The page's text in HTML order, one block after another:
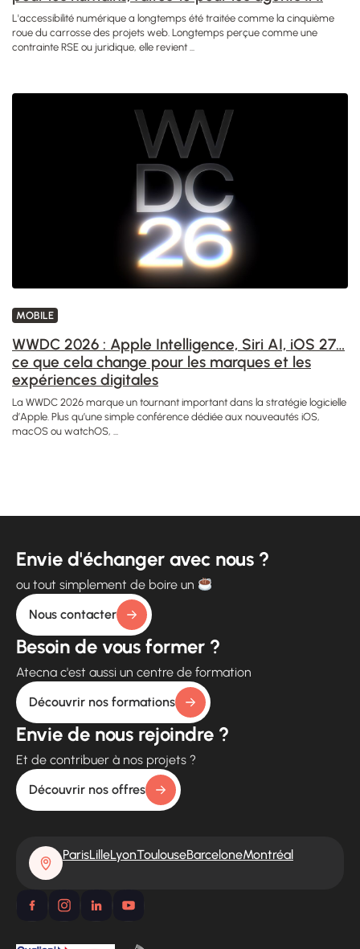
L'accessibilité numérique a longtemps été traitée comme la cinquième
roue du carrosse des projets web. Longtemps perçue comme une
contrainte RSE ou juridique, elle revient ...
MOBILE
WWDC 2026 : Apple Intelligence, Siri AI, iOS 27…
ce que cela change pour les marques et les
expériences digitales
La WWDC 2026 marque un tournant important dans la stratégie logicielle
d’Apple. Plus qu’une simple conférence dédiée aux nouveautés iOS,
macOS ou watchOS, ...
Envie d'échanger avec nous ?
ou tout simplement de boire un
Nous contacter
Besoin de vous former ?
Atecna c'est aussi un centre de formation
Découvrir nos formations
Envie de nous rejoindre ?
Et de contribuer à nos projets ?
Découvrir nos offres
ParisLilleLyonToulouseBarceloneMontréal